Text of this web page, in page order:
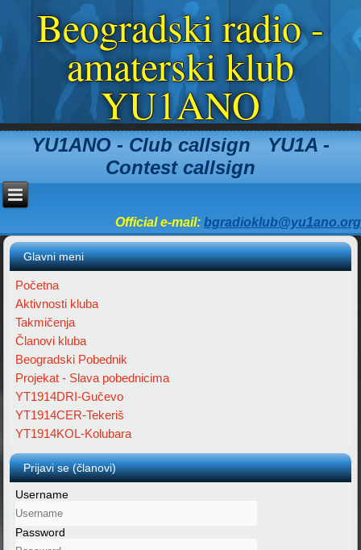
Beogradski radio -
amaterski klub
YU1ANO
YU1ANO - Club callsign YU1A -
Contest callsign
Official e-mail: bgradioklub@yu1ano.org
Glavni meni
Početna
Aktivnosti kluba
Takmičenja
Članovi kluba
Beogradski Pobednik
Projekat - Slava pobednicima
YT1914DRI-Gučevo
YT1914CER-Tekeriš
YT1914KOL-Kolubara
Prijavi se (članovi)
Username
Password